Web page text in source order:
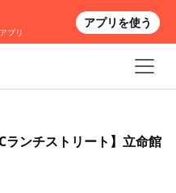
ランチストリート】立命館
プリ
アプリを使う